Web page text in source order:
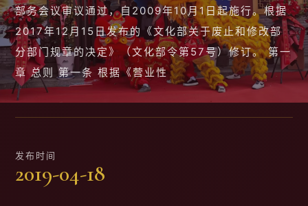
部务会议审议通过，自2009年10月1日起施行。根据
2017年12月15日发布的《文化部关于废止和修改部
分部门规章的决定》（文化部令第57号）修订。 第一
章 总则 第一条 根据《营业性
发布时间
2019-04-18